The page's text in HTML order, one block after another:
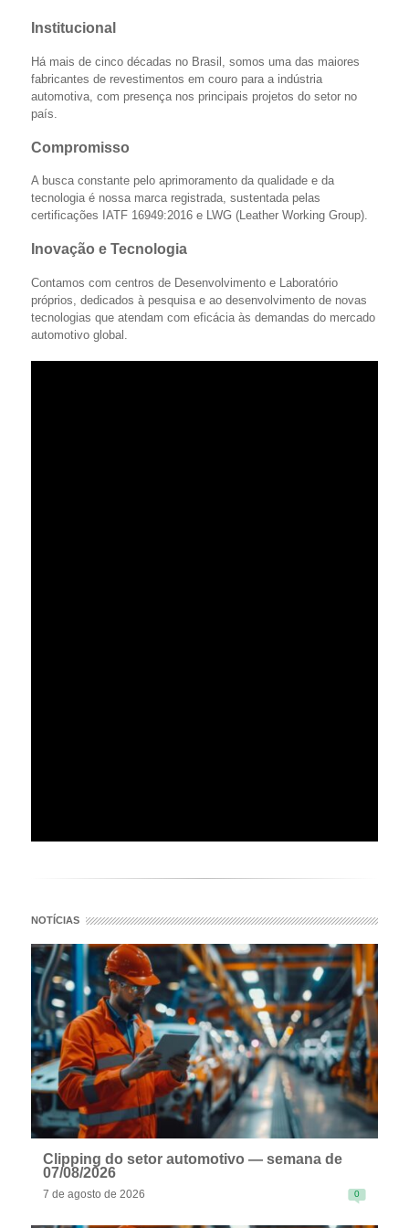
Institucional
Há mais de cinco décadas no Brasil, somos uma das maiores
fabricantes de revestimentos em couro para a indústria
automotiva, com presença nos principais projetos do setor no
país.
Compromisso
A busca constante pelo aprimoramento da qualidade e da
tecnologia é nossa marca registrada, sustentada pelas
certificações IATF 16949:2016 e LWG (Leather Working Group).
Inovação e Tecnologia
Contamos com centros de Desenvolvimento e Laboratório
próprios, dedicados à pesquisa e ao desenvolvimento de novas
tecnologias que atendam com eficácia às demandas do mercado
automotivo global.
NOTÍCIAS
Clipping do setor automotivo — semana de
07/08/2026
7 de agosto de 2026 0